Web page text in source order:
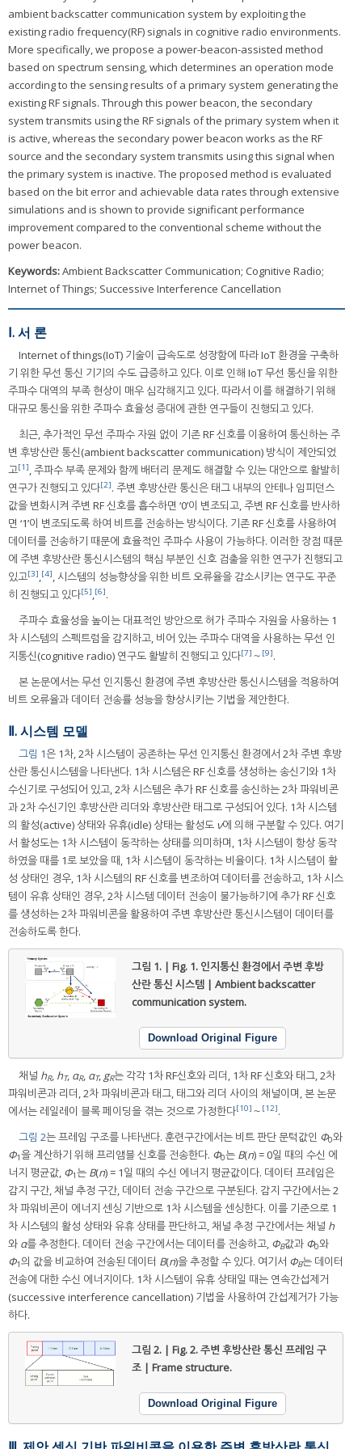
ambient backscatter communication system by exploiting the
existing radio frequency(RF) signals in cognitive radio environments.
More specifically, we propose a power-beacon-assisted method
based on spectrum sensing, which determines an operation mode
according to the sensing results of a primary system generating the
existing RF signals. Through this power beacon, the secondary
system transmits using the RF signals of the primary system when it
is active, whereas the secondary power beacon works as the RF
source and the secondary system transmits using this signal when
the primary system is inactive. The proposed method is evaluated
based on the bit error and achievable data rates through extensive
simulations and is shown to provide significant performance
improvement compared to the conventional scheme without the
power beacon.
Keywords:Ambient Backscatter Communication; Cognitive Radio;
Internet of Things; Successive Interference Cancellation
Ⅰ. 서 론
Internet of things(IoT) 기술이 급속도로 성장함에 따라 IoT 환경을 구축하
기 위한 무선 통신 기기의 수도 급증하고 있다. 이로 인해 IoT 무선 통신을 위한
주파수 대역의 부족 현상이 매우 심각해지고 있다. 따라서 이를 해결하기 위해
대규모 통신을 위한 주파수 효율성 증대에 관한 연구들이 진행되고 있다.
최근, 추가적인 무선 주파수 자원 없이 기존 RF 신호를 이용하여 통신하는 주
변 후방산란 통신(ambient backscatter communication) 방식이 제안되었
고[1], 주파수 부족 문제와 함께 배터리 문제도 해결할 수 있는 대안으로 활발히
연구가 진행되고 있다[2]. 주변 후방산란 통신은 태그 내부의 안테나 임피던스
값을 변화시켜 주변 RF 신호를 흡수하면 ‘0’이 변조되고, 주변 RF 신호를 반사하
면 ‘1’이 변조되도록 하여 비트를 전송하는 방식이다. 기존 RF 신호를 사용하여
데이터를 전송하기 때문에 효율적인 주파수 사용이 가능하다. 이러한 장점 때문
에 주변 후방산란 통신시스템의 핵심 부분인 신호 검출을 위한 연구가 진행되고
있고[3],[4], 시스템의 성능향상을 위한 비트 오류율을 감소시키는 연구도 꾸준
히 진행되고 있다[5],[6].
주파수 효율성을 높이는 대표적인 방안으로 허가 주파수 자원을 사용하는 1
차 시스템의 스펙트럼을 감지하고, 비어 있는 주파수 대역을 사용하는 무선 인
지통신(cognitive radio) 연구도 활발히 진행되고 있다[7] ～ [9].
본 논문에서는 무선 인지통신 환경에 주변 후방산란 통신시스템을 적용하여
비트 오류율과 데이터 전송률 성능을 향상시키는 기법을 제안한다.
Ⅱ. 시스템 모델
그림 1은 1차, 2차 시스템이 공존하는 무선 인지통신 환경에서 2차 주변 후방
산란 통신시스템을 나타낸다. 1차 시스템은 RF 신호를 생성하는 송신기와 1차
수신기로 구성되어 있고, 2차 시스템은 추가 RF 신호를 송신하는 2차 파워비콘
과 2차 수신기인 후방산란 리더와 후방산란 태그로 구성되어 있다. 1차 시스템
의 활성(active) 상태와 유휴(idle) 상태는 활성도 ν에 의해 구분할 수 있다. 여기
서 활성도는 1차 시스템이 동작하는 상태를 의미하며, 1차 시스템이 항상 동작
하였을 때를 1로 보았을 때, 1차 시스템이 동작하는 비율이다. 1차 시스템이 활
성 상태인 경우, 1차 시스템의 RF 신호를 변조하여 데이터를 전송하고, 1차 시스
템이 유휴 상태인 경우, 2차 시스템 데이터 전송이 불가능하기에 추가 RF 신호
를 생성하는 2차 파워비콘을 활용하여 주변 후방산란 통신시스템이 데이터를
전송하도록 한다.
그림 1. | Fig. 1. 인지통신 환경에서 주변 후방
산란 통신 시스템 | Ambient backscatter
communication system.
Download Original Figure
채널 hR, hT, αR, αT, gR는 각각 1차 RF신호와 리더, 1차 RF 신호와 태그, 2차
파워비콘과 리더, 2차 파워비콘과 태그, 태그와 리더 사이의 채널이며, 본 논문
에서는 레일레이 블록 페이딩을 겪는 것으로 가정한다[10] ～ [12].
그림 2는 프레임 구조를 나타낸다. 훈련구간에서는 비트 판단 문턱값인 Φ0와
Φ1을 계산하기 위해 프리앰블 신호를 전송한다. Φ0는 B(n) = 0일 때의 수신 에
너지 평균값, Φ1는 B(n) = 1일 때의 수신 에너지 평균값이다. 데이터 프레임은
감지 구간, 채널 추정 구간, 데이터 전송 구간으로 구분된다. 감지 구간에서는 2
차 파워비콘이 에너지 센싱 기반으로 1차 시스템을 센싱한다. 이를 기준으로 1
차 시스템의 활성 상태와 유휴 상태를 판단하고, 채널 추정 구간에서는 채널 h
와 α를 추정한다. 데이터 전송 구간에서는 데이터를 전송하고, ΦB값과 Φ0와
Φ1의 값을 비교하여 전송된 데이터 B(n)을 추정할 수 있다. 여기서 ΦB는 데이터
전송에 대한 수신 에너지이다. 1차 시스템이 유휴 상태일 때는 연속간섭제거
(successive interference cancellation) 기법을 사용하여 간섭제거가 가능
하다.
그림 2. | Fig. 2.주변 후방산란 통신 프레임 구
조 | Frame structure.
Download Original Figure